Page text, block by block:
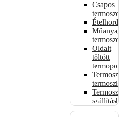
Csapos
termoszok
Ételhordók
Műanyag
termoszok
Oldalt
töltött
termoportok
Termoszok,
termoszkannák
Termoszsákok
szállításhoz